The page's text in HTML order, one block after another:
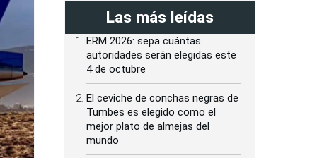
Las más leídas
ERM 2026: sepa cuántas
autoridades serán elegidas este
4 de octubre
El ceviche de conchas negras de
Tumbes es elegido como el
mejor plato de almejas del
mundo